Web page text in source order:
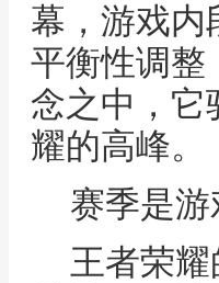
幕，游戏内
平衡性调整
念之中，它
耀的高峰。
赛季是
王者荣